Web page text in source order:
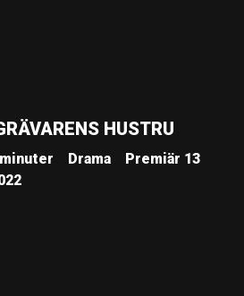
HUSTRU
Drama
Premiär 13